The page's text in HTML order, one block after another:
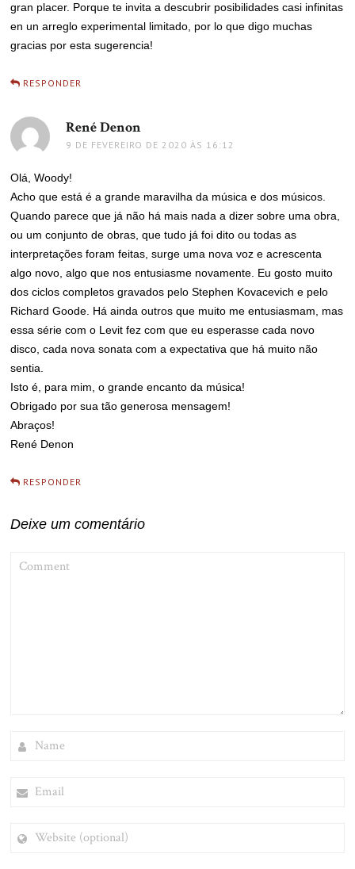
gran placer. Porque te invita a descubrir posibilidades casi infinitas
en un arreglo experimental limitado, por lo que digo muchas
gracias por esta sugerencia!
RESPONDER
René Denon
9 DE FEVEREIRO DE 2020 ÀS 16:12
Olá, Woody!
Acho que está é a grande maravilha da música e dos músicos.
Quando parece que já não há mais nada a dizer sobre uma obra,
ou um conjunto de obras, que tudo já foi dito ou todas as
interpretações foram feitas, surge uma nova voz e acrescenta
algo novo, algo que nos entusiasme novamente. Eu gosto muito
dos ciclos completos gravados pelo Stephen Kovacevich e pelo
Richard Goode. Há ainda outros que muito me entusiasmam, mas
essa série com o Levit fez com que eu esperasse cada novo
disco, cada nova sonata com a expectativa que há muito não
sentia.
Isto é, para mim, o grande encanto da música!
Obrigado por sua tão generosa mensagem!
Abraços!
René Denon
RESPONDER
Deixe um comentário
(OPTIONAL)